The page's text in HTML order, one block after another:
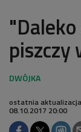
piszczy
ostatnia
08.10.2017 20:00